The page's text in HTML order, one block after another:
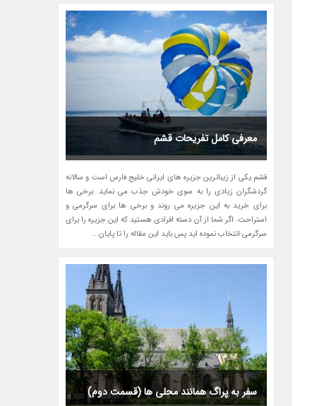
معرفی کامل تفریحات قشم
قشم یکی از زیباترین جزیره های ایرانی خلیج فارس است و سالانه
گردشگران زیادی را به سوی خودش جذب می نماید. برخی ها
برای خرید به این جزیره می روند و برخی ها برای سرگرمی و
استراحت. اگر شما از آن دسته افرادی هستید که این جزیره را برای
سرگرمی انتخاب نموده اید پس باید این مقاله را تا پایان...
سفر به پراگ همانند محلی ها (قسمت دوم)